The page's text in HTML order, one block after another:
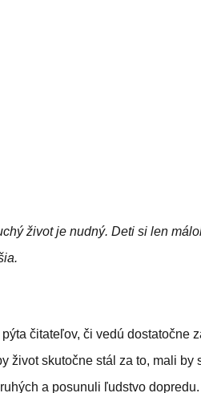
život je nudný. Deti si len
čitateľov, či vedú dostatočne
život skutočne stál za to, mali
a posunuli ľudstvo